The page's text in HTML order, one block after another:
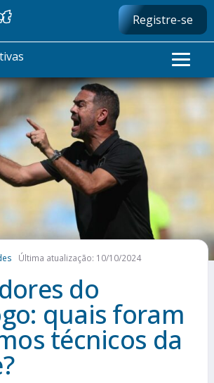
Registre-se
LIBERTADORES
NACIONAL
INTERNACIONAL
Última atualização: 10/10/2024
do
quais foram
técnicos da